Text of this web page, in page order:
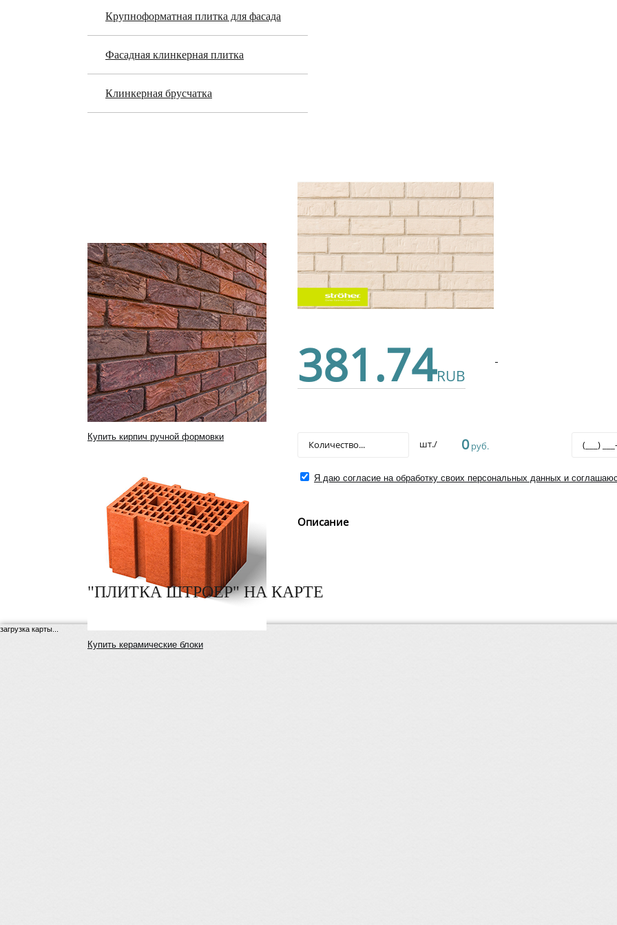
Крупноформатная плитка для фасада
Фасадная клинкерная плитка
Клинкерная брусчатка
Купить кирпич ручной формовки
Купить керамические блоки
381.74RUB
шт./ 0руб.
Я даю согласие на обработку своих персональных данных и
Описание
"ПЛИТКА ШТРОЕР" НА КАРТЕ
загрузка карты...